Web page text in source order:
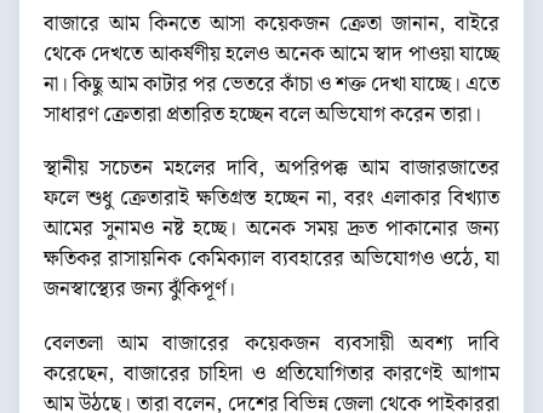
বাজারে আম কিনতে আসা কয়েকজন ক্রেতা জানান, বাইরে
থেকে দেখতে আকর্ষণীয় হলেও অনেক আমে স্বাদ পাওয়া যাচ্ছে
না। কিছু আম কাটার পর ভেতরে কাঁচা ও শক্ত দেখা যাচ্ছে। এতে
সাধারণ ক্রেতারা প্রতারিত হচ্ছেন বলে অভিযোগ করেন তারা।
স্থানীয় সচেতন মহলের দাবি, অপরিপক্ক আম বাজারজাতের
ফলে শুধু ক্রেতারাই ক্ষতিগ্রস্ত হচ্ছেন না, বরং এলাকার বিখ্যাত
আমের সুনামও নষ্ট হচ্ছে। অনেক সময় দ্রুত পাকানোর জন্য
ক্ষতিকর রাসায়নিক কেমিক্যাল ব্যবহারের অভিযোগও ওঠে, যা
জনস্বাস্থ্যের জন্য ঝুঁকিপূর্ণ।
বেলতলা আম বাজারের কয়েকজন ব্যবসায়ী অবশ্য দাবি
করেছেন, বাজারের চাহিদা ও প্রতিযোগিতার কারণেই আগাম
আম উঠছে। তারা বলেন, দেশের বিভিন্ন জেলা থেকে পাইকাররা